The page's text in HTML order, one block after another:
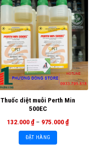
Thuốc diệt muỗi Perth Min
500EC
132.000₫ – 975.000₫
ĐẶT HÀNG